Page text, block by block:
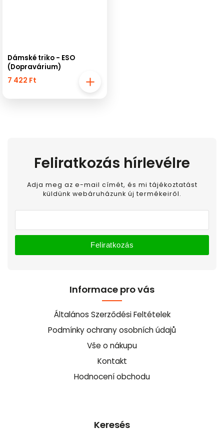
Dámské triko - ESO
(Dopravárium)
7 422 Ft
Informace pro vás
Általános Szerződési Feltételek
Podmínky ochrany osobních údajů
Vše o nákupu
Kontakt
Hodnocení obchodu
Feliratkozás hírlevélre
Adja meg az e-mail címét, és mi tájékoztatást
küldünk webáruházunk új termékeiről.
Feliratkozás
Keresés